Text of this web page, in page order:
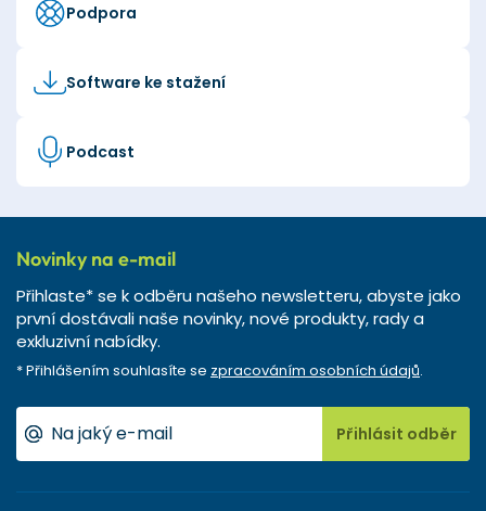
Podpora
Software ke stažení
Podcast
Novinky na e-mail
Přihlaste* se k odběru našeho newsletteru, abyste jako
první dostávali naše novinky, nové produkty, rady a
exkluzivní nabídky.
* Přihlášením souhlasíte se zpracováním osobních údajů.
Přihlásit odběr